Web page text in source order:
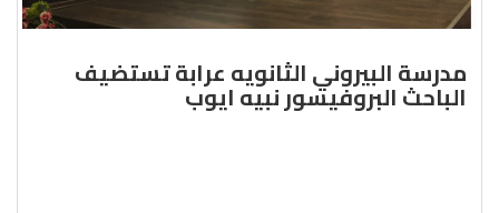
مدرسة البيروني الثانويه عرابة تستضيف
الباحث البروفيسور نبيه ايوب